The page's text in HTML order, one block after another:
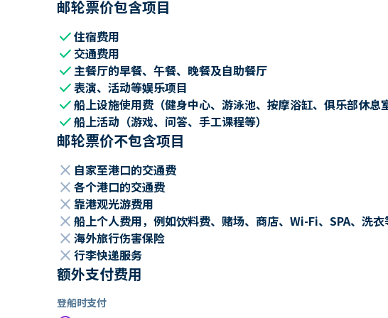
邮轮票价包含项目
check住宿费用
check 交通费用
check主餐厅的早餐、午餐、晚餐及自助餐厅
check表演、活动等娱乐项目
check船上设施使用费（健身中心、游泳池、按摩浴缸、俱乐部休息
check船上活动（游戏、问答、手工课程等）
邮轮票价不包含项目
close 自家至港口的交通费
close 各个港口的交通费
close 靠港观光游费用
close 船上个人费用，例如饮料费、赌场、商店、Wi-Fi、SPA、洗衣
close 海外旅行伤害保险
close 行李快递服务
额外支付费用
登船时支付